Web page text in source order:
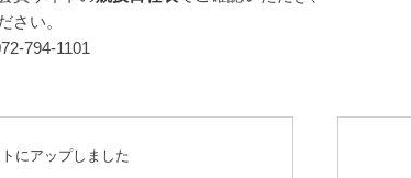
さい。
794-1101
にアップしました